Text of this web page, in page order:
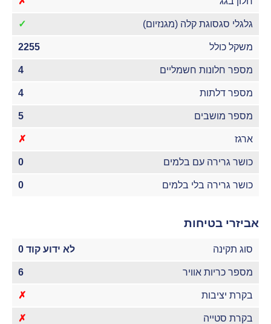
גלגלי סגסוגת קלה (מגנזיום) ✓
משקל כולל 2255
מספר חלונות חשמליים 4
מספר דלתות 4
מספר מושבים 5
ארגז ✗
כושר גרירה עם בלמים 0
כושר גרירה בלי בלמים 0
אביזרי בטיחות
סוג תקינה לא ידוע קוד 0
מספר כריות אוויר 6
בקרת יציבות ✗
בקרת סטייה ✗